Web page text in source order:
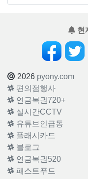
현
2026 pyony.com
편의점행사
연금복권720+
실시간CCTV
유튜브인급동
플래시카드
블로그
연금복권520
패스트푸드